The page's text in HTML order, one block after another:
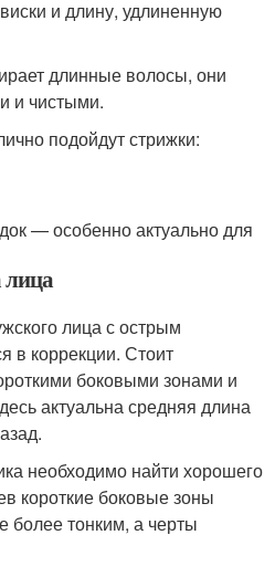
и длину, удлиненную
длинные волосы, они
и чистыми.
подойдут стрижки:
— особенно актуально для
лица
лица с острым
в коррекции. Стоит
боковыми зонами и
актуальна средняя длина
необходимо найти хорошего
короткие боковые зоны
более тонким, а черты